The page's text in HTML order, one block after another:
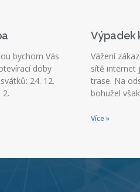
bychom Vás
doby
24. 12.
2.
Výpadek
Vážení
sítě internet
trase. Na
bohužel
Více »